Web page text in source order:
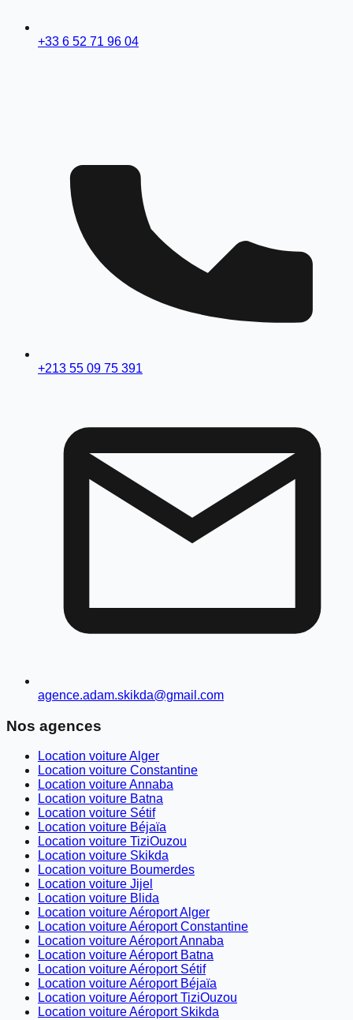
+33 6 52 71 96 04
+213 55 09 75 391
agence.adam.skikda@gmail.com
Nos agences
Location voiture Alger
Location voiture Constantine
Location voiture Annaba
Location voiture Batna
Location voiture Sétif
Location voiture Béjaïa
Location voiture TiziOuzou
Location voiture Skikda
Location voiture Boumerdes
Location voiture Jijel
Location voiture Blida
Location voiture Aéroport Alger
Location voiture Aéroport Constantine
Location voiture Aéroport Annaba
Location voiture Aéroport Batna
Location voiture Aéroport Sétif
Location voiture Aéroport Béjaïa
Location voiture Aéroport TiziOuzou
Location voiture Aéroport Skikda